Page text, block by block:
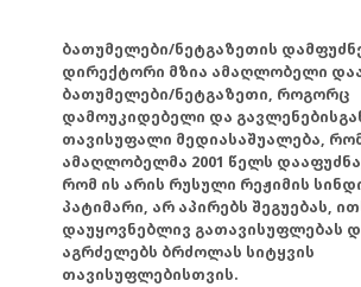
ბათუმელები/ნეტგაზეთის
დირექტორი მზია ამაღლობელი
ბათუმელები/ნეტგაზეთი, როგორც
დამოუკიდებელი და
თავისუფალი მედიასაშუალება,
ამაღლობელმა 2001 წელს
რომ ის არის რუსული რეჟიმის
პატიმარი, არ აპირებს შეგუებას,
დაუყოვნებლივ გათავისუფლებას
აგრძელებს ბრძოლას სიტყვის
თავისუფლებისთვის.